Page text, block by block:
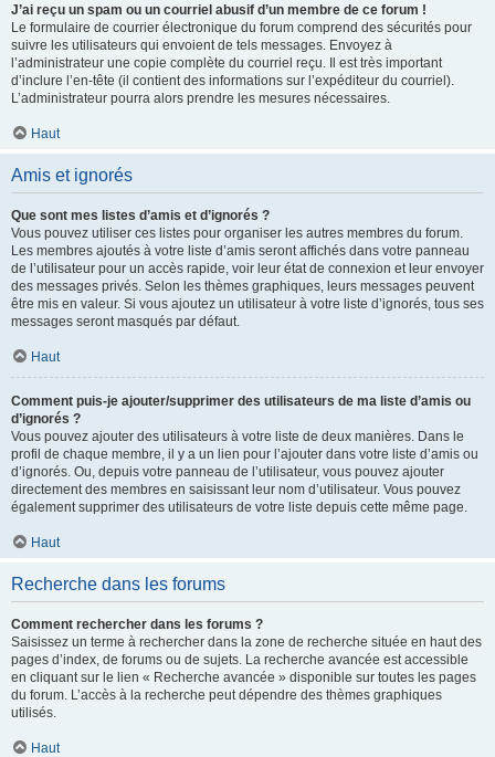
J’ai reçu un spam ou un courriel abusif d’un membre de ce forum !
Le formulaire de courrier électronique du forum comprend des sécurités pour
suivre les utilisateurs qui envoient de tels messages. Envoyez à
l’administrateur une copie complète du courriel reçu. Il est très important
d’inclure l’en-tête (il contient des informations sur l’expéditeur du courriel).
L’administrateur pourra alors prendre les mesures nécessaires.
Haut
Amis et ignorés
Que sont mes listes d’amis et d’ignorés ?
Vous pouvez utiliser ces listes pour organiser les autres membres du forum.
Les membres ajoutés à votre liste d’amis seront affichés dans votre panneau
de l’utilisateur pour un accès rapide, voir leur état de connexion et leur envoyer
des messages privés. Selon les thèmes graphiques, leurs messages peuvent
être mis en valeur. Si vous ajoutez un utilisateur à votre liste d’ignorés, tous ses
messages seront masqués par défaut.
Haut
Comment puis-je ajouter/supprimer des utilisateurs de ma liste d’amis ou
d’ignorés ?
Vous pouvez ajouter des utilisateurs à votre liste de deux manières. Dans le
profil de chaque membre, il y a un lien pour l’ajouter dans votre liste d’amis ou
d’ignorés. Ou, depuis votre panneau de l’utilisateur, vous pouvez ajouter
directement des membres en saisissant leur nom d’utilisateur. Vous pouvez
également supprimer des utilisateurs de votre liste depuis cette même page.
Haut
Recherche dans les forums
Comment rechercher dans les forums ?
Saisissez un terme à rechercher dans la zone de recherche située en haut des
pages d’index, de forums ou de sujets. La recherche avancée est accessible
en cliquant sur le lien « Recherche avancée » disponible sur toutes les pages
du forum. L’accès à la recherche peut dépendre des thèmes graphiques
utilisés.
Haut